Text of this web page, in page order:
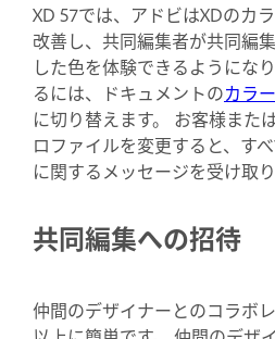
XD 57では、アドビはXDのカ
改善し、共同編集者が共同編
した色を体験できるようにな
るには、ドキュメントのカラ
に切り替えます。 お客様また
ロファイルを変更すると、す
に関するメッセージを受け取り
共同編集への招待
仲間のデザイナーとのコラボ